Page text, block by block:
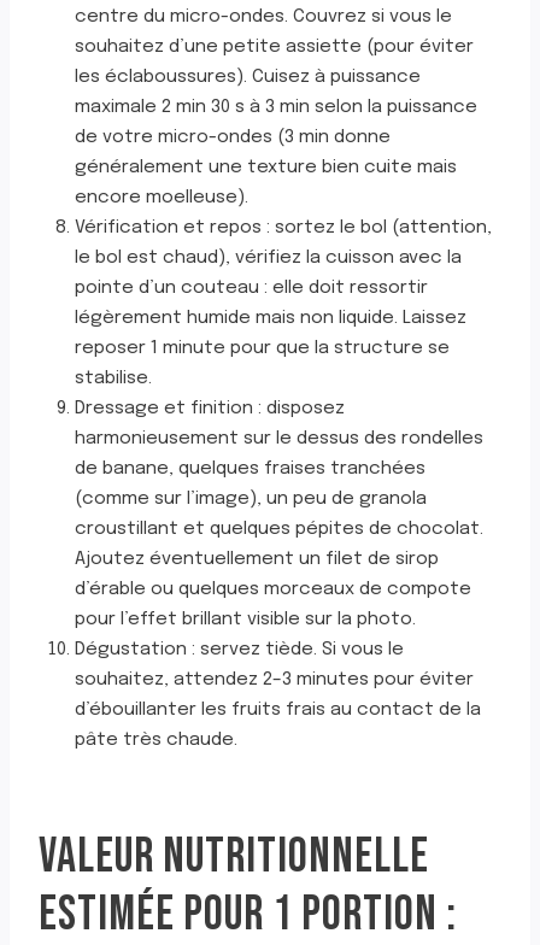
centre du micro-ondes. Couvrez si vous le
souhaitez d’une petite assiette (pour éviter
les éclaboussures). Cuisez à puissance
maximale 2 min 30 s à 3 min selon la puissance
de votre micro-ondes (3 min donne
généralement une texture bien cuite mais
encore moelleuse).
Vérification et repos : sortez le bol (attention,
le bol est chaud), vérifiez la cuisson avec la
pointe d’un couteau : elle doit ressortir
légèrement humide mais non liquide. Laissez
reposer 1 minute pour que la structure se
stabilise.
Dressage et finition : disposez
harmonieusement sur le dessus des rondelles
de banane, quelques fraises tranchées
(comme sur l’image), un peu de granola
croustillant et quelques pépites de chocolat.
Ajoutez éventuellement un filet de sirop
d’érable ou quelques morceaux de compote
pour l’effet brillant visible sur la photo.
Dégustation : servez tiède. Si vous le
souhaitez, attendez 2–3 minutes pour éviter
d’ébouillanter les fruits frais au contact de la
pâte très chaude.
VALEUR NUTRITIONNELLE
ESTIMÉE POUR 1 PORTION :